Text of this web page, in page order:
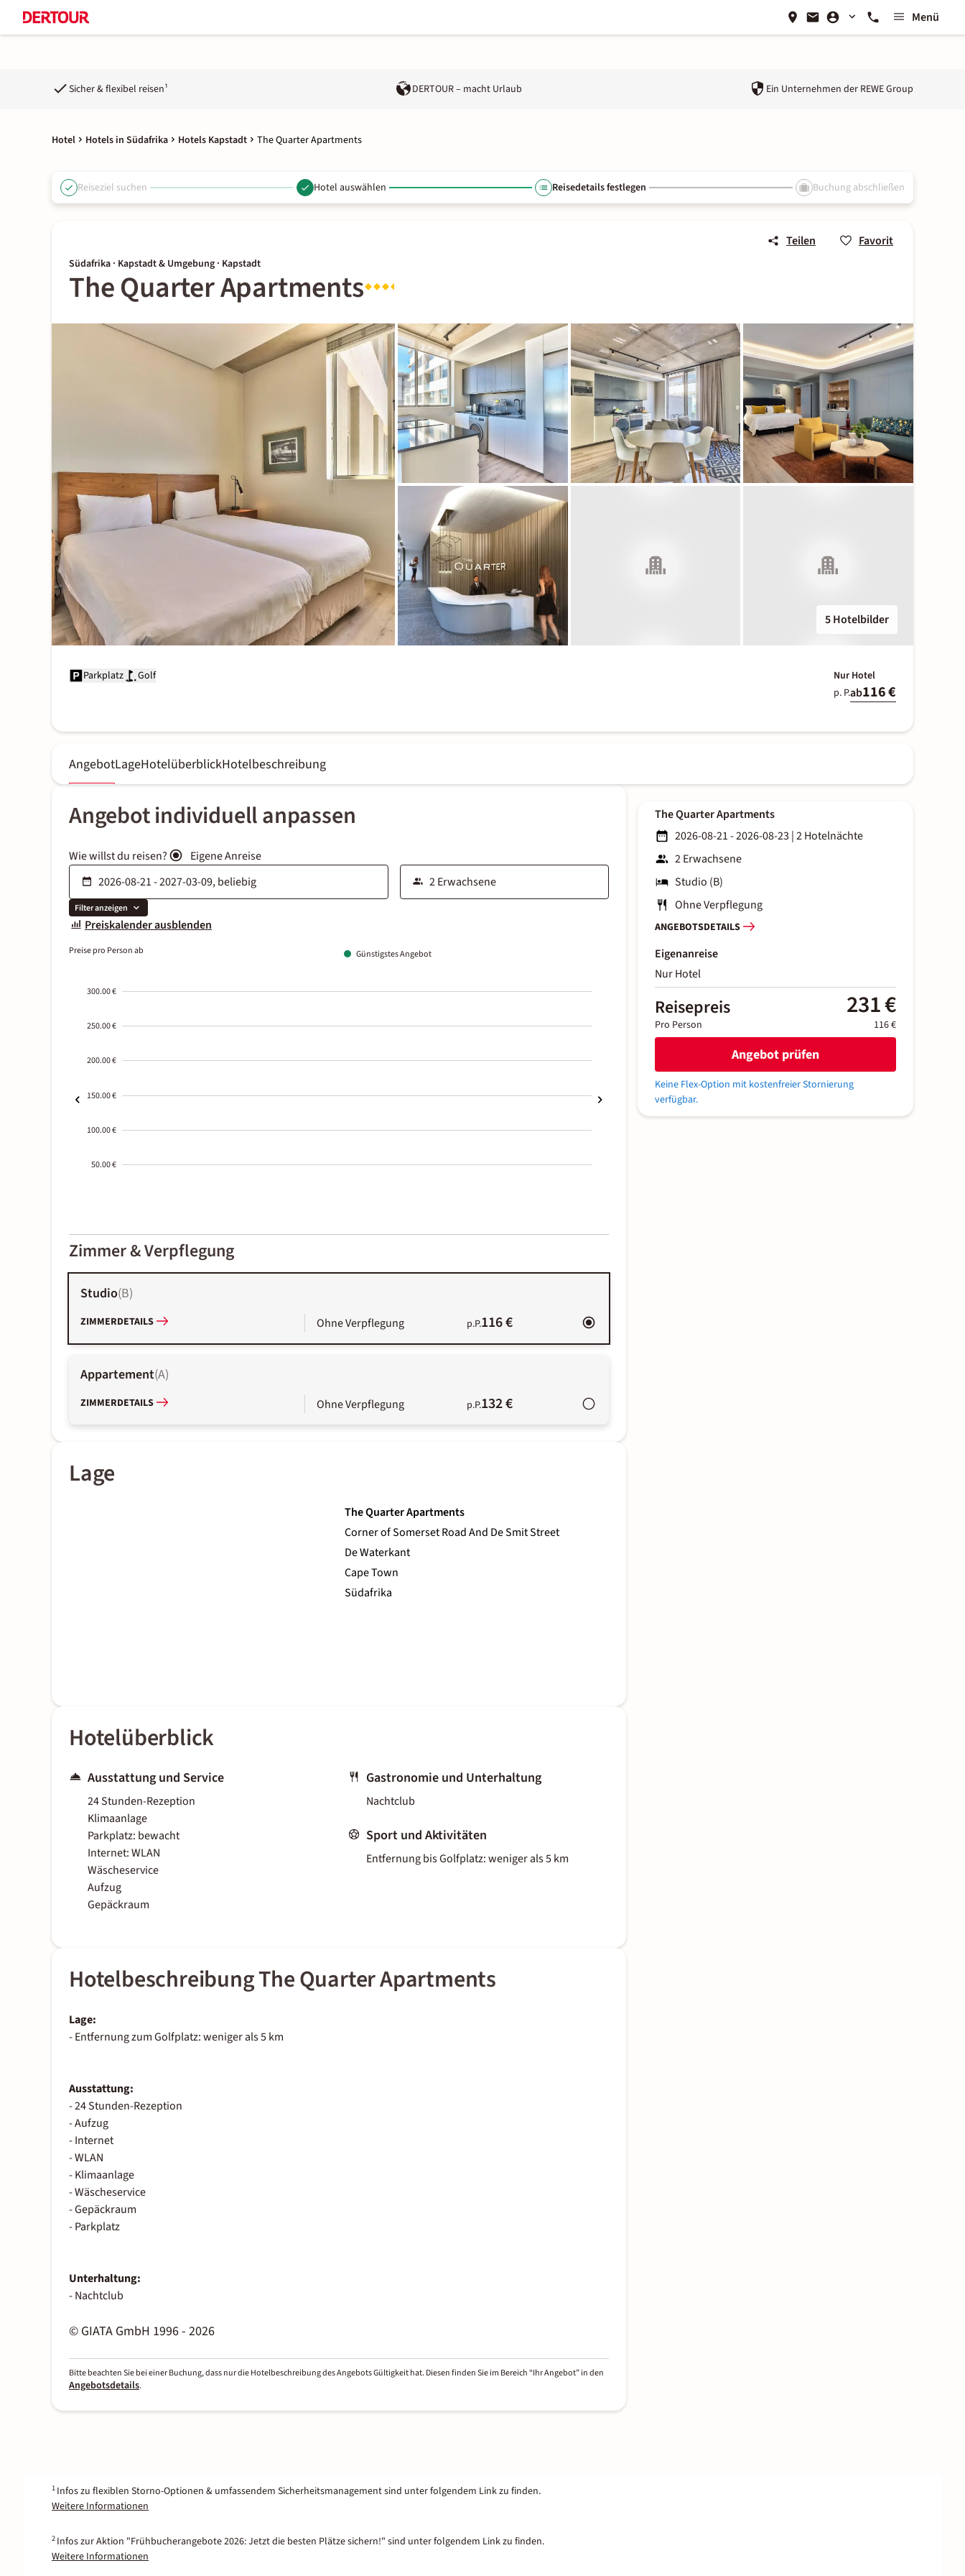
Menü
Sicher & flexibel reisen¹ DERTOUR – macht Urlaub Ein Unternehmen der REWE Group
Hotel Hotels in Südafrika Hotels Kapstadt The Quarter Apartments
Reiseziel suchen Hotel auswählen Reisedetails festlegen Buchung abschließen
Teilen Favorit
Südafrika · Kapstadt & Umgebung · Kapstadt
The Quarter Apartments
5 Hotelbilder
Parkplatz Golf
Nur Hotel
p. P.ab116 €
AngebotLageHotelüberblickHotelbeschreibung
Angebot individuell anpassen
Wie willst du reisen? Eigene Anreise
Filter anzeigen
Preiskalender ausblenden
Preise pro Person ab Günstigstes Angebot
300.00 €
250.00 €
200.00 €
150.00 €
100.00 €
50.00 €
01-02
Zimmer & Verpflegung
Studio(B)
ZIMMERDETAILS Ohne Verpflegung p.P.116 €
Appartement(A)
ZIMMERDETAILS Ohne Verpflegung p.P.132 €
Lage
The Quarter Apartments
Corner of Somerset Road And De Smit Street
De Waterkant
Cape Town
Südafrika
Hotelüberblick
Ausstattung und Service
24 Stunden-Rezeption
Klimaanlage
Parkplatz: bewacht
Internet: WLAN
Wäscheservice
Aufzug
Gepäckraum
Gastronomie und Unterhaltung
Nachtclub
Sport und Aktivitäten
Entfernung bis Golfplatz: weniger als 5 km
Hotelbeschreibung The Quarter Apartments
Lage:
- Entfernung zum Golfplatz: weniger als 5 km
Ausstattung:
- 24 Stunden-Rezeption
- Aufzug
- Internet
- WLAN
- Klimaanlage
- Wäscheservice
- Gepäckraum
- Parkplatz
Unterhaltung:
- Nachtclub
© GIATA GmbH 1996 - 2026
Bitte beachten Sie bei einer Buchung, dass nur die Hotelbeschreibung des Angebots Gültigkeit hat. Diesen finden Sie im Bereich “Ihr Angebot” in den
Angebotsdetails.
The Quarter Apartments
2026-08-21 - 2026-08-23 |2 Hotelnächte
2 Erwachsene
Studio (B)
Ohne Verpflegung
ANGEBOTSDETAILS
Eigenanreise
Nur Hotel
Reisepreis 231 €
Pro Person 116 €
Angebot prüfen
Keine Flex-Option mit kostenfreier Stornierung
verfügbar.
1 Infos zu flexiblen Storno-Optionen & umfassendem Sicherheitsmanagement sind unter folgendem Link zu finden.
Weitere Informationen
2 Infos zur Aktion "Frühbucherangebote 2026: Jetzt die besten Plätze sichern!" sind unter folgendem Link zu finden.
Weitere Informationen